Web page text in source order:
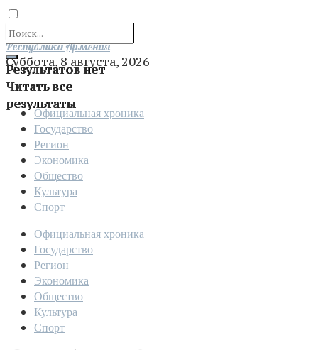
Результатов нет
Читать все
результаты
Отправить
Республика Армения
Суббота, 8 августа, 2026
Официальная хроника
Государство
Регион
Экономика
Общество
Культура
Спорт
Официальная хроника
Государство
Регион
Экономика
Общество
Культура
Спорт